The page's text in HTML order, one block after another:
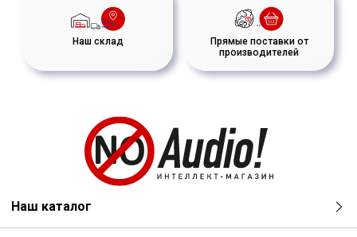
Наш склад
Прямые поставки от
производителей
Наш каталог